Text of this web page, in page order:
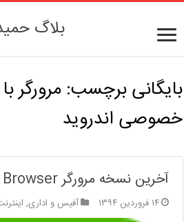
بلاگ
بایگانی برچسب: مرورگر
خصوصی اندروید
آخرین نسخه مرورگر Dolphin Browser
۱۴ فروردین ۱۳۹۴ آفیس و اداری,